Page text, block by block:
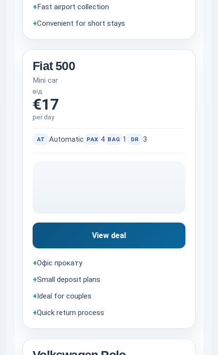
+ Fast airport collection
+Convenient for short stays
Fiat 500
Mini car
від
€17
per day
AT Automatic PAX 4 BAG 1 DR 3
View deal
+Офіс прокату
+Small deposit plans
+Ideal for couples
+Quick return process